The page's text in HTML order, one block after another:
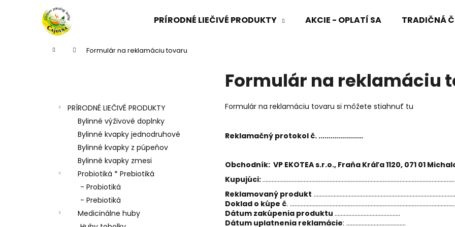
PRÍRODNÉ LIEČIVÉ PRODUKTY AKCIE - OPLATÍ SA TRADIČNÁ
Domov Formulár na reklamáciu tovaru
PRÍRODNÉ LIEČIVÉ PRODUKTY
Bylinné výživové doplnky
Bylinné kvapky jednodruhové
Bylinné kvapky z púpeňov
Bylinné kvapky zmesi
Probiotiká * Prebiotiká
- Probiotiká
- Prebiotiká
Medicinálne huby
Formulár na reklamáciu
Formulár na reklamáciu tovaru si môžete stiahnuť tu
Reklamačný protokol č. ......................
Obchodník: VP EKOTEA s.r.o., Fraňa Kráľa 1120, 071 01
Kupujúci:
Reklamovaný produkt
Doklad o kúpe č.
Dátum zakúpenia produktu ...........................................
Dátum uplatnenia reklamácie: .......................................
Späť
Späť
Odporúčame